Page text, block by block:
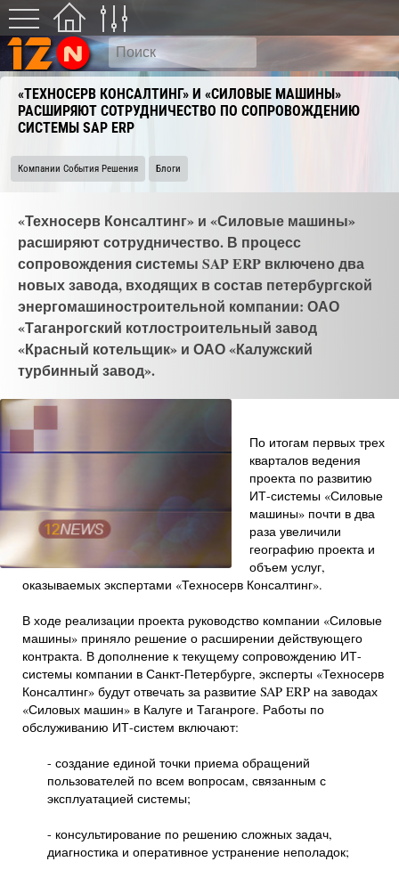
«ТЕХНОСЕРВ КОНСАЛТИНГ» И «СИЛОВЫЕ МАШИНЫ»
РАСШИРЯЮТ СОТРУДНИЧЕСТВО ПО СОПРОВОЖДЕНИЮ
СИСТЕМЫ SAP ERP
Компании События Решения Блоги
«Техносерв Консалтинг» и «Силовые машины»
расширяют сотрудничество. В процесс
сопровождения системы SAP ERP включено два
новых завода, входящих в состав петербургской
энергомашиностроительной компании: ОАО
«Таганрогский котлостроительный завод
«Красный котельщик» и ОАО «Калужский
турбинный завод».
По итогам первых трех
кварталов ведения
проекта по развитию
ИТ-системы «Силовые
машины» почти в два
раза увеличили
географию проекта и
объем услуг,
оказываемых экспертами «Техносерв Консалтинг».
В ходе реализации проекта руководство компании «Силовые
машины» приняло решение о расширении действующего
контракта. В дополнение к текущему сопровождению ИТ-
системы компании в Санкт-Петербурге, эксперты «Техносерв
Консалтинг» будут отвечать за развитие SAP ERP на заводах
«Силовых машин» в Калуге и Таганроге. Работы по
обслуживанию ИТ-систем включают:
- создание единой точки приема обращений
пользователей по всем вопросам, связанным с
эксплуатацией системы;
- консультирование по решению сложных задач,
диагностика и оперативное устранение неполадок;